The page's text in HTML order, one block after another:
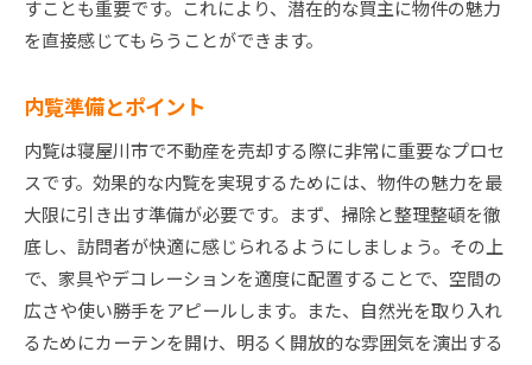
すことも重要です。これにより、潜在的な買主に物件の魅力
を直接感じてもらうことができます。
内覧準備とポイント
内覧は寝屋川市で不動産を売却する際に非常に重要なプロセ
スです。効果的な内覧を実現するためには、物件の魅力を最
大限に引き出す準備が必要です。まず、掃除と整理整頓を徹
底し、訪問者が快適に感じられるようにしましょう。その上
で、家具やデコレーションを適度に配置することで、空間の
広さや使い勝手をアピールします。また、自然光を取り入れ
るためにカーテンを開け、明るく開放的な雰囲気を演出する